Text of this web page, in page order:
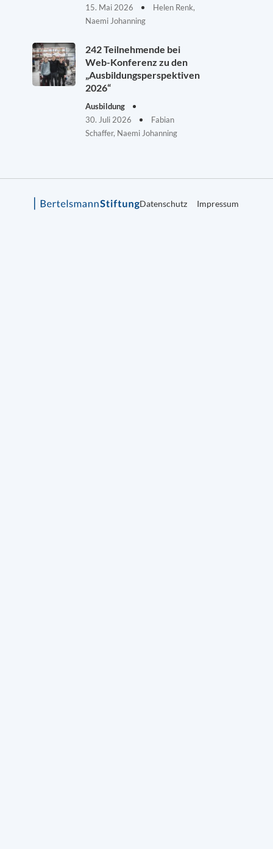
15. Mai 2026
Helen Renk,
Naemi Johanning
242 Teilnehmende bei
Web-Konferenz zu den
„Ausbildungsperspektiven
2026“
Ausbildung
30. Juli 2026
Fabian
Schaffer, Naemi Johanning
Datenschutz Impressum